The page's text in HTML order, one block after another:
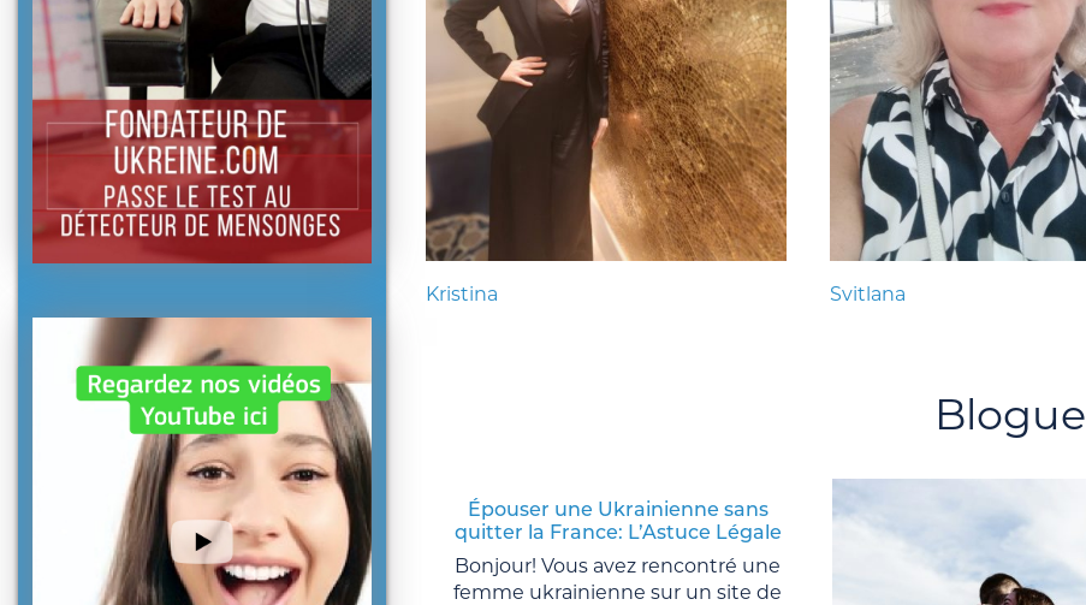
Kristina Svitlana
Blogue
Épouser une Ukrainienne sans
quitter la France: L’Astuce Légale
Bonjour! Vous avez rencontré une
femme ukrainienne sur un site de